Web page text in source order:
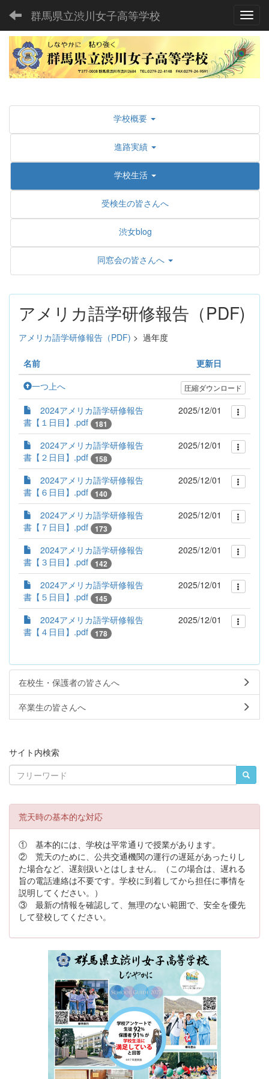
群馬県立渋川女子高等学校
学校概要
進路実績
学校生活
受検生の皆さんへ
渋女blog
同窓会の皆さんへ
アメリカ語学研修報告（PDF)
アメリカ語学研修報告（PDF) > 過年度
名前
更新日
一つ上へ
圧縮ダウンロード
2024アメリカ語学研修報告
書【１日目】.pdf
181
2025/12/01
2024アメリカ語学研修報告
書【２日目】.pdf
158
2025/12/01
2024アメリカ語学研修報告
書【６日目】.pdf
140
2025/12/01
2024アメリカ語学研修報告
書【７日目】.pdf
173
2025/12/01
2024アメリカ語学研修報告
書【３日目】.pdf
142
2025/12/01
2024アメリカ語学研修報告
書【５日目】.pdf
145
2025/12/01
2024アメリカ語学研修報告
書【４日目】.pdf
178
2025/12/01
在校生・保護者の皆さんへ
卒業生の皆さんへ
サイト内検索
荒天時の基本的な対応
① 基本的には、学校は平常通りで授業があります。
② 荒天のために、公共交通機関の運行の遅延があったりし
た場合など、遅刻扱いとはしません。（この場合は、遅れる
旨の電話連絡は不要です。学校に到着してから担任に事情を
説明してください。）
③ 最新の情報を確認して、無理のない範囲で、安全を優先
して登校してください。